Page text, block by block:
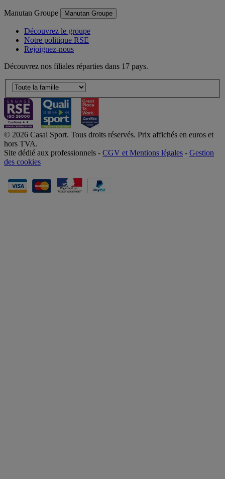
Manutan Groupe Manutan Groupe
Découvrez le groupe
Notre politique RSE
Rejoignez-nous
Découvrez nos filiales réparties dans 17 pays.
© 2026 Casal Sport. Tous droits réservés. Prix affichés en euros et
hors TVA.
Site dédié aux professionnels - CGV et Mentions légales - Gestion
des cookies